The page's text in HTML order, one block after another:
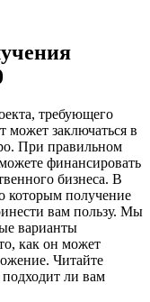
требующего
может заключаться в
При правильном
финансировать
бизнеса. В
которым получение
вам пользу. Мы
варианты
как он может
Читайте
ли вам